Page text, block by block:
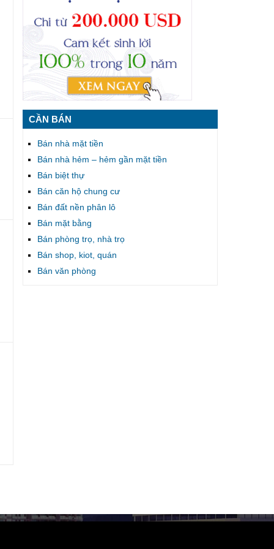
CẦN BÁN
Bán nhà mặt tiền
Bán nhà hẻm – hẻm gần mặt tiền
Bán biệt thự
Bán căn hộ chung cư
Bán đất nền phân lô
Bán mặt bằng
Bán phòng trọ, nhà trọ
Bán shop, kiot, quán
Bán văn phòng